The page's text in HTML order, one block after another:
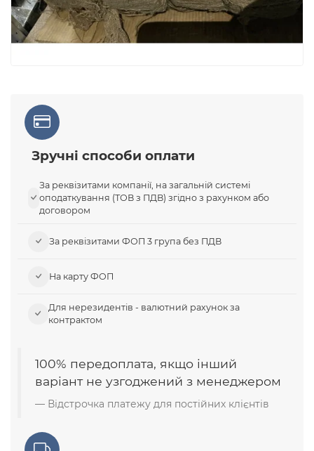
Зручні способи оплати
За реквізитами компанії, на загальній системі
оподаткування (ТОВ з ПДВ) згідно з рахунком або
договором
За реквізитами ФОП 3 група без ПДВ
На карту ФОП
Для нерезидентів - валютний рахунок за
контрактом
100% передоплата, якщо інший
варіант не узгоджений з менеджером
Відстрочка платежу для постійних клієнтів